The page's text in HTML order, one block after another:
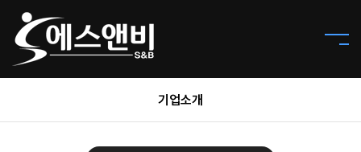
기업소개